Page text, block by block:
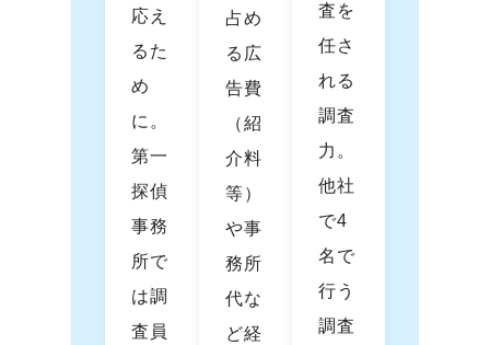
応え
るた
め
に。
第一
探偵
事務
所で
は調
査員
占め
る広
告費
（紹
介料
等）
や事
務所
代な
ど経
査を
任さ
れる
調査
力。
他社
で4
名で
行う
調査